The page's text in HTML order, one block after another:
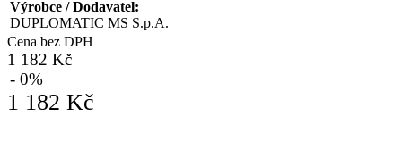
Výrobce / Dodavatel:
DUPLOMATIC MS S.p.A.
Cena bez DPH
1 182 Kč
- 0%
1 182 Kč